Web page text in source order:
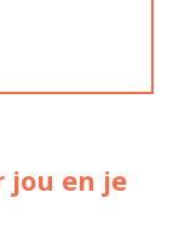
jou en je